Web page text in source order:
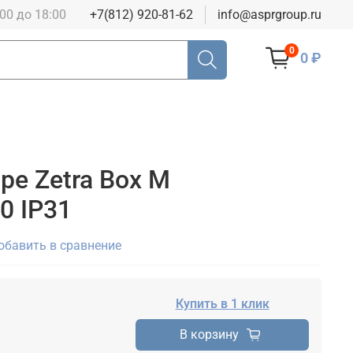
до 18:00 +7(812) 920-81-62 info@asprgroup.ru
0 0 ₽
Zetra Box M
IP31
в сравнение
Купить в 1 клик
В корзину